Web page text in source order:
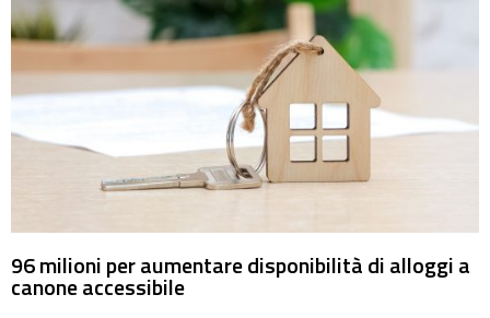
96 milioni per aumentare disponibilità di alloggi a
canone accessibile